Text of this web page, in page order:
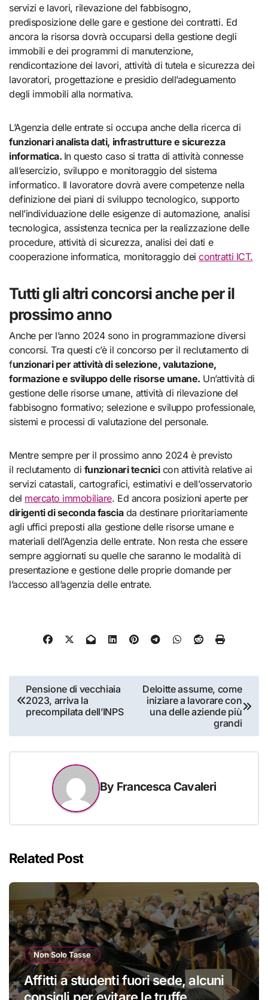
servizi e lavori, rilevazione del fabbisogno,
predisposizione delle gare e gestione dei contratti. Ed
ancora la risorsa dovrà occuparsi della gestione degli
immobili e dei programmi di manutenzione,
rendicontazione dei lavori, attività di tutela e sicurezza dei
lavoratori, progettazione e presidio dell’adeguamento
degli immobili alla normativa.
L’Agenzia delle entrate si occupa anche della ricerca di
funzionari analista dati, infrastrutture e sicurezza
informatica. In questo caso si tratta di attività connesse
all’esercizio, sviluppo e monitoraggio del sistema
informatico. Il lavoratore dovrà avere competenze nella
definizione dei piani di sviluppo tecnologico, supporto
nell’individuazione delle esigenze di automazione, analisi
tecnologica, assistenza tecnica per la realizzazione delle
procedure, attività di sicurezza, analisi dei dati e
cooperazione informatica, monitoraggio deicontratti ICT.
Tutti gli altri concorsi anche per il
prossimo anno
Anche per l’anno 2024 sono in programmazione diversi
concorsi. Tra questi c’è il concorso per il reclutamento di
funzionari per attività di selezione, valutazione,
formazione e sviluppo delle risorse umane. Un’attività di
gestione delle risorse umane, attività di rilevazione del
fabbisogno formativo; selezione e sviluppo professionale,
sistemi e processi di valutazione del personale.
Mentre sempre per il prossimo anno 2024 è previsto
il reclutamento di funzionari tecnicicon attività relative ai
servizi catastali, cartografici, estimativi e dell’osservatorio
del mercato immobiliare. Ed ancora posizioni aperte per
dirigenti di seconda fasciada destinare prioritariamente
agli uffici preposti alla gestione delle risorse umane e
materiali dell’Agenzia delle entrate. Non resta che essere
sempre aggiornati su quelle che saranno le modalità di
presentazione e gestione delle proprie domande per
l’accesso all’agenzia delle entrate.
Navigazione
articoli
Pensione di vecchiaia
2023, arriva la
precompilata dell’INPS
Deloitte assume, come
iniziare a lavorare con
una delle aziende più
grandi
By Francesca Cavaleri
Related Post
Non Solo Tasse
Affitti a studenti fuori sede, alcuni